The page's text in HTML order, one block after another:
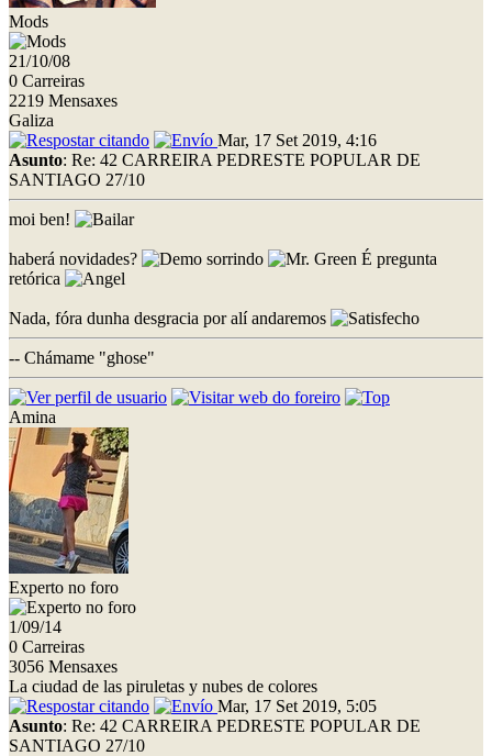
Mods
21/10/08
0 Carreiras
2219 Mensaxes
Galiza
Mar, 17 Set 2019, 4:16
Asunto: Re: 42 CARREIRA PEDRESTE POPULAR DE
SANTIAGO 27/10
moi ben!
haberá novidades?
É pregunta
retórica
Nada, fóra dunha desgracia por alí andaremos
-- Chámame "ghose"
Amina
Experto no foro
1/09/14
0 Carreiras
3056 Mensaxes
La ciudad de las piruletas y nubes de colores
Mar, 17 Set 2019, 5:05
Asunto: Re: 42 CARREIRA PEDRESTE POPULAR DE
SANTIAGO 27/10